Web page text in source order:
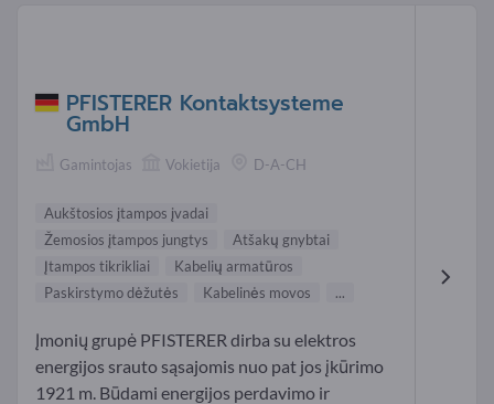
PFISTERER Kontaktsysteme
GmbH
Gamintojas Vokietija D-A-CH
Aukštosios įtampos įvadai
Žemosios įtampos jungtys
Atšakų gnybtai
Įtampos tikrikliai
Kabelių armatūros
Paskirstymo dėžutės
Kabelinės movos ...
Įmonių grupė PFISTERER dirba su elektros
energijos srauto sąsajomis nuo pat jos įkūrimo
1921 m. Būdami energijos perdavimo ir